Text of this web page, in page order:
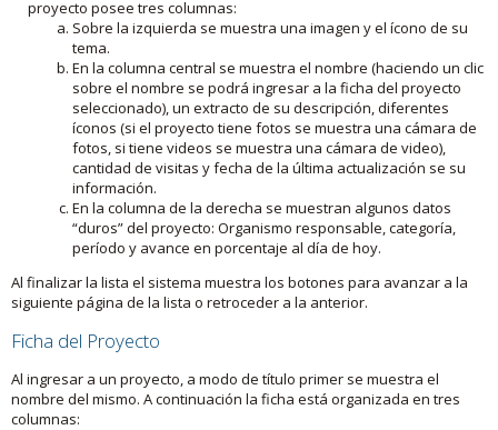
proyecto posee tres columnas:
Sobre la izquierda se muestra una imagen y el ícono de su
tema.
En la columna central se muestra el nombre (haciendo un clic
sobre el nombre se podrá ingresar a la ficha del proyecto
seleccionado), un extracto de su descripción, diferentes
íconos (si el proyecto tiene fotos se muestra una cámara de
fotos, si tiene videos se muestra una cámara de video),
cantidad de visitas y fecha de la última actualización se su
información.
En la columna de la derecha se muestran algunos datos
“duros” del proyecto: Organismo responsable, categoría,
período y avance en porcentaje al día de hoy.
Al finalizar la lista el sistema muestra los botones para avanzar a la
siguiente página de la lista o retroceder a la anterior.
Ficha del Proyecto
Al ingresar a un proyecto, a modo de título primer se muestra el
nombre del mismo. A continuación la ficha está organizada en tres
columnas: